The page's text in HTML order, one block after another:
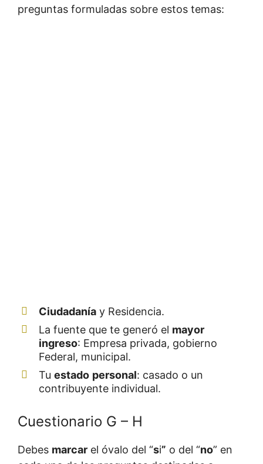
preguntas formuladas sobre estos temas:
Ciudadanía y Residencia.
La fuente que te generó el mayor
ingreso: Empresa privada, gobierno
Federal, municipal.
Tu estado personal: casado o un
contribuyente individual.
Cuestionario G – H
Debes marcar el óvalo del “si” o del “no” en